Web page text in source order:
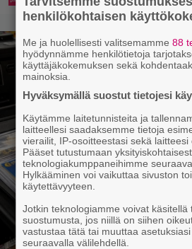
henkilökohtaisen
Me ja huolellisesti valitsemamme88
hyödynnämme henkilötietoja
käyttäjäkokemuksen sekä
mainoksia.
Hyväksymällä suostut tietojesi
Käytämme laitetunnisteita ja
laitteellesi saadaksemme tietoja
vierailit, IP-osoitteestasi sekä laitteesi
Pääset tutustumaan
teknologiakumppaneihimme
Hylkääminen voi vaikuttaa sivuston
käytettävyyteen.
Jotkin teknologiamme voivat käsitellä
suostumusta, jos niillä on siihen
vastustaa tätä tai muuttaa
seuraavalla välilehdellä.